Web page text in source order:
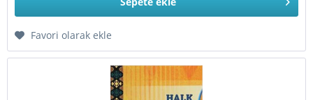
Favori olarak ekle